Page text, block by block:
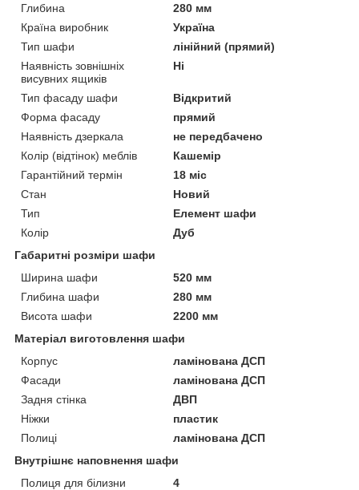
Глибина
280 мм
Країна виробник
Україна
Тип шафи
лінійний (прямий)
Наявність зовнішніх
висувних ящиків
Ні
Тип фасаду шафи
Відкритий
Форма фасаду
прямий
Наявність дзеркала
не передбачено
Колір (відтінок) меблів
Кашемір
Гарантійний термін
18 міс
Стан
Новий
Тип
Елемент шафи
Колір
Дуб
Габаритні розміри шафи
Ширина шафи
520 мм
Глибина шафи
280 мм
Висота шафи
2200 мм
Матеріал виготовлення шафи
Корпус
ламінована ДСП
Фасади
ламінована ДСП
Задня стінка
ДВП
Ніжки
пластик
Полиці
ламінована ДСП
Внутрішнє наповнення шафи
Полиця для білизни
4